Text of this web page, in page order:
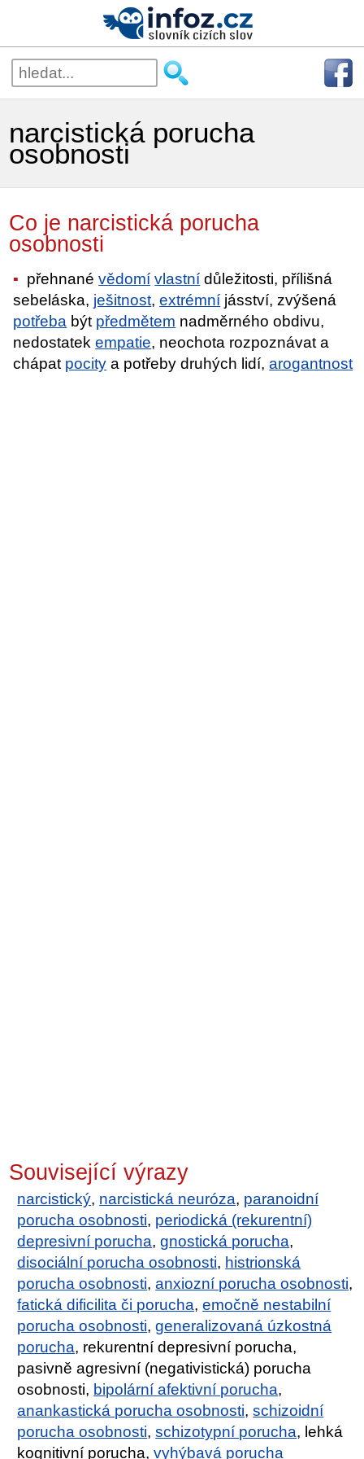
narcistická porucha
osobnosti
Co je narcistická porucha
osobnosti
přehnanévědomí vlastní důležitosti, přílišná
sebeláska, ješitnost,extrémní jásství, zvýšená
potřeba být předmětem nadměrného obdivu,
nedostatekempatie, neochota rozpoznávat a
chápat pocity a potřeby druhých lidí,arogantnost
Související výrazy
narcistický, narcistická neuróza, paranoidní
porucha osobnosti, periodická (rekurentní)
depresivní porucha,gnostická porucha,
disociální porucha osobnosti, histrionská
porucha osobnosti,anxiozní porucha osobnosti,
fatická dificilita či porucha,emočně nestabilní
porucha osobnosti,generalizovaná úzkostná
porucha, rekurentní depresivní porucha,
pasivně agresivní (negativistická) porucha
osobnosti, bipolární afektivní porucha,
anankastická porucha osobnosti,schizoidní
porucha osobnosti,schizotypní porucha, lehká
kognitivní porucha,vyhýbavá porucha